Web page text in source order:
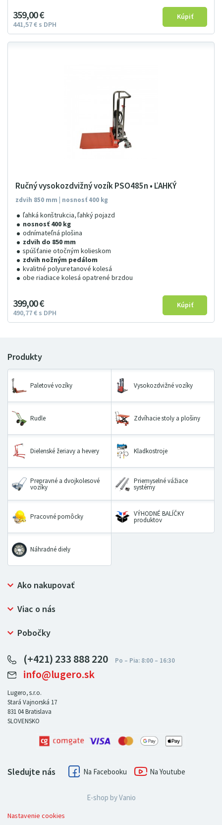
359 00€
441 57€ s DPH
Ručný vysokozdvižný vozík PSO485n • ĽAHKÝ
zdvih 850 mm | nosnosť 400 kg
ľahká konštrukcia, ľahký pojazd
nosnosť 400 kg
odnímateľná plošina
zdvih do 850 mm
spúšťanie otočným kolieskom
zdvih nožným pedálom
kvalitné polyuretanové kolesá
obe riadiace kolesá opatrené brzdou
399 00€
490 77€ s DPH
Paletové vozíky Vysokozdvižné vozíky
Rudle Zdvíhacie stoly a plošiny
Dielenské žeriavy a hevery Kladkostroje
Prepravné a dvojkolesové
vozíky
Priemyselné vážiace
systémy
Pracovné pomôcky VÝHODNÉ BALÍČKY
produktov
Náhradné diely
Ako nakupovať
Prečo nakupovať u LUGERO
Ochrana osobných údajov
Viac o nás
Bezpečný nákup
Certifikát NATUR-PACK
Pre predajcov
Pobočky
LUGERO Nemecko
LUGERO Česká republika
LUGERO Maďarsko
LUGERO Rakousko
(+421) 233 888 220
info@lugero.sk
Lugero, s.r.o.
Stará Vajnorská 17
831 04Bratislava
SLOVENSKO
Sledujte nás Facebook Youtube
E-shop byVanio
Nastavenie cookies